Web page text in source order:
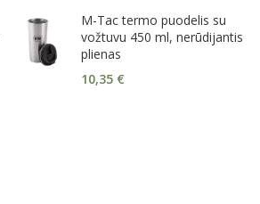
M-Tac termo puodelis su
vožtuvu 450 ml, nerūdijantis
plienas
10,35 €